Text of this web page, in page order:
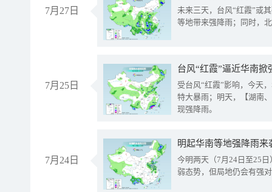
7月27日
未来三天，台风“红霞”或
等地带来强降雨；同时，
7月25日
台风“红霞”逼近华南
受台风“红霞”影响，今天
特大暴雨；明天，【湖南
现强降雨。
7月24日
明起华南等地强降雨
今明两天（7月24日至25
弱态势，但局地仍会有强